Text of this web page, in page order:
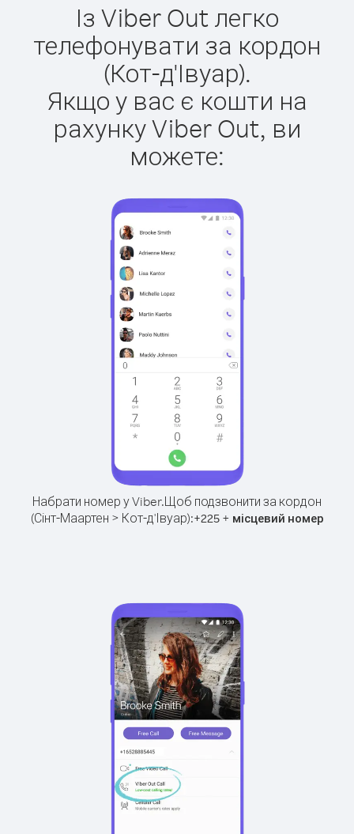
Із Viber Out легко
телефонувати за кордон
(Кот-д'Івуар).
Якщо у вас є кошти на
рахунку Viber Out, ви
можете:
Набрати номер у Viber.Щоб подзвонити за кордон
(Сінт-Маартен > Кот-д'Івуар):+225+ місцевий номер